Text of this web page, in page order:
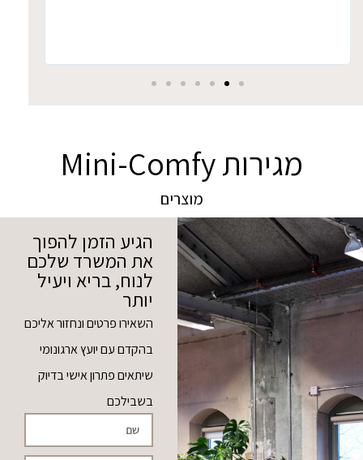
מגירות Mini-Comfy
מוצרים
הגיע הזמן להפוך
את המשרד שלכם
לנוח, בריא ויעיל
יותר
השאירו פרטים ונחזור אליכם
בהקדם עם יועץ ארגונומי
שיתאים פתרון אישי בדיוק
בשבילכם